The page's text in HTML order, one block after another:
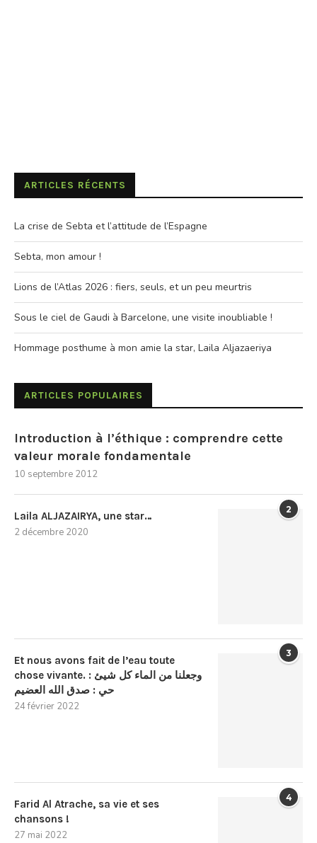
ARTICLES RÉCENTS
La crise de Sebta et l’attitude de l’Espagne
Sebta, mon amour !
Lions de l’Atlas 2026 : fiers, seuls, et un peu meurtris
Sous le ciel de Gaudi à Barcelone, une visite inoubliable !
Hommage posthume à mon amie la star, Laila Aljazaeriya
ARTICLES POPULAIRES
Introduction à l’éthique : comprendre cette
valeur morale fondamentale
10 septembre 2012
2
Laila ALJAZAIRYA, une star…
2 décembre 2020
3
Et nous avons fait de l’eau toute
chose vivante. : وجعلنا من الماء كل شيئ
حي : صدق الله العضيم
24 février 2022
4
Farid Al Atrache, sa vie et ses
chansons !
27 mai 2022